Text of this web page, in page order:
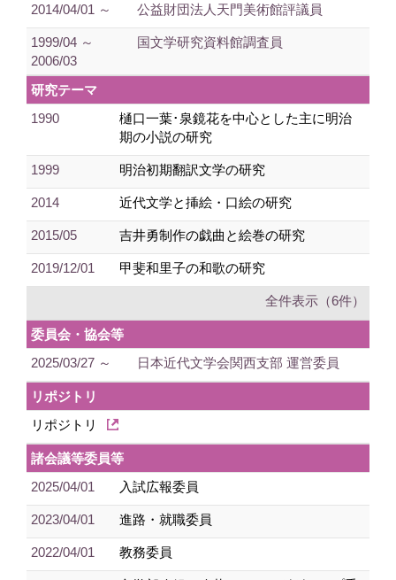
2014/04/01 ～
公益財団法人天門美術館評議員
1999/04 ～
2006/03
国文学研究資料館調査員
研究テーマ
1990
樋口一葉･泉鏡花を中心とした主に明治
期の小説の研究
1999 明治初期翻訳文学の研究
2014 近代文学と挿絵・口絵の研究
2015/05 吉井勇制作の戯曲と絵巻の研究
2019/12/01 甲斐和里子の和歌の研究
全件表示（6件）
委員会・協会等
2025/03/27 ～
日本近代文学会関西支部 運営委員
リポジトリ
リポジトリ
諸会議等委員等
2025/04/01
入試広報委員
2023/04/01 進路・就職委員
2022/04/01 教務委員